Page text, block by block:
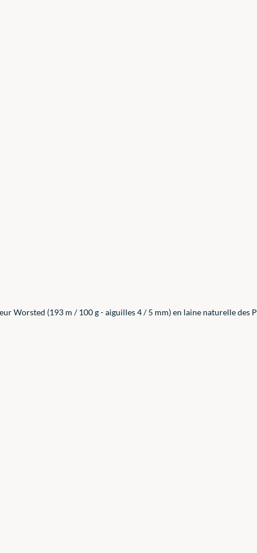
Worsted (193 m / 100 g - aiguilles 4 / 5 mm) en laine naturelle des